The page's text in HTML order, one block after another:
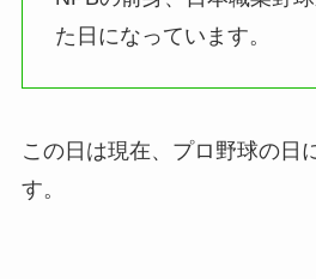
た日になっています。
この日は現在、プロ野球の日
す。